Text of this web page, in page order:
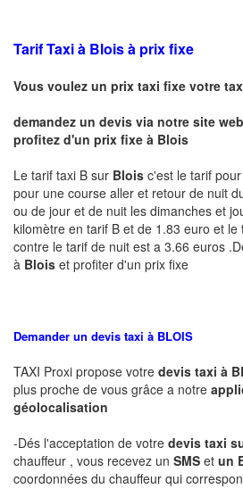
Tarif Taxi à Blois à prix fixe
Vous voulez un prix taxi fixe votre
demandez un devis via notre site
profitez d'un prix fixe à Blois
Le tarif taxi B sur Blois c'est le tarif
pour une course aller et retour de nuit
ou de jour et de nuit les dimanches et
kilomètre en tarif B et de 1.83 euro et
contre le tarif de nuit est a 3.66 euros
à Blois et profiter d'un prix fixe
Demander un devis taxi à BLOIS
TAXI Proxi propose votre devis taxi à
plus proche de vous grâce a notre
géolocalisation
-Dés l'acceptation de votre devis taxi
chauffeur , vous recevez un SMS et un
coordonnées du chauffeur qui